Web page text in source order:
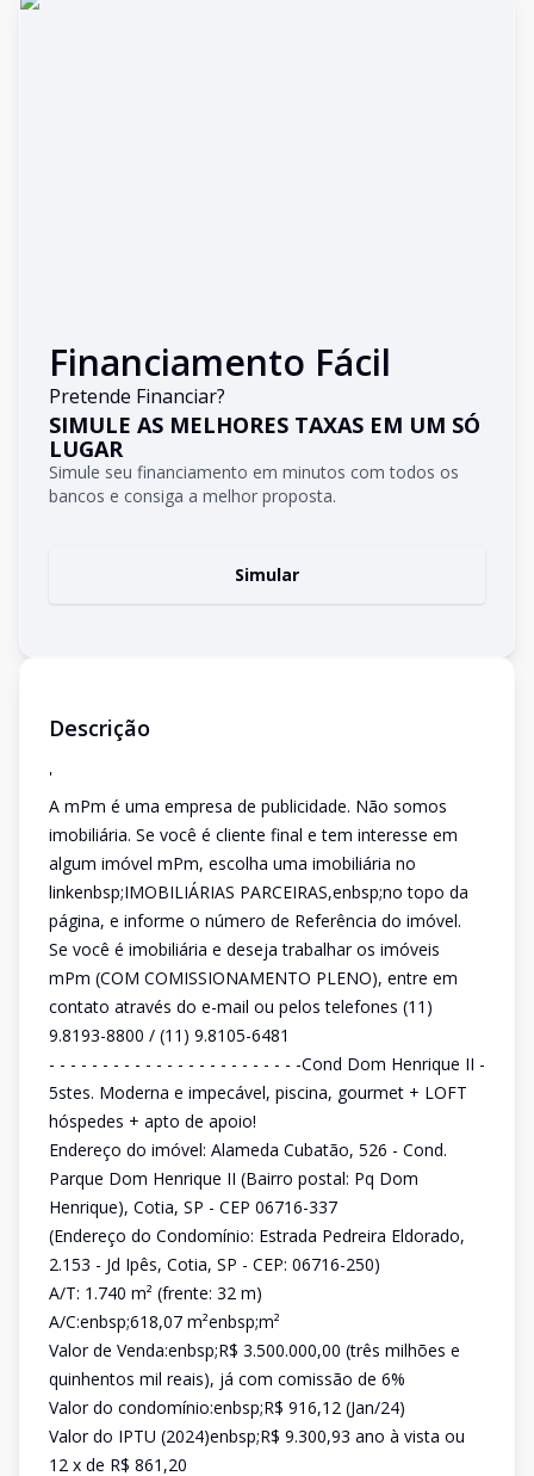
Financiamento Fácil
Pretende Financiar?
SIMULE AS MELHORES TAXAS EM UM SÓ
LUGAR
Simule seu financiamento em minutos com todos os
bancos e consiga a melhor proposta.
Simular
Descrição
'
A mPm é uma empresa de publicidade. Não somos
imobiliária. Se você é cliente final e tem interesse em
algum imóvel mPm, escolha uma imobiliária no
linkenbsp;IMOBILIÁRIAS PARCEIRAS,enbsp;no topo da
página, e informe o número de Referência do imóvel.
Se você é imobiliária e deseja trabalhar os imóveis
mPm (COM COMISSIONAMENTO PLENO), entre em
contato através do e-mail ou pelos telefones (11)
9.8193-8800 / (11) 9.8105-6481
- - - - - - - - - - - - - - - - - - - - - - - -Cond Dom Henrique II -
5stes. Moderna e impecável, piscina, gourmet + LOFT
hóspedes + apto de apoio!
Endereço do imóvel: Alameda Cubatão, 526 - Cond.
Parque Dom Henrique II (Bairro postal: Pq Dom
Henrique), Cotia, SP - CEP 06716-337
(Endereço do Condomínio: Estrada Pedreira Eldorado,
2.153 - Jd Ipês, Cotia, SP - CEP: 06716-250)
A/T: 1.740 m² (frente: 32 m)
A/C:enbsp;618,07 m²enbsp;m²
Valor de Venda:enbsp;R$ 3.500.000,00 (três milhões e
quinhentos mil reais), já com comissão de 6%
Valor do condomínio:enbsp;R$ 916,12 (Jan/24)
Valor do IPTU (2024)enbsp;R$ 9.300,93 ano à vista ou
12 x de R$ 861,20